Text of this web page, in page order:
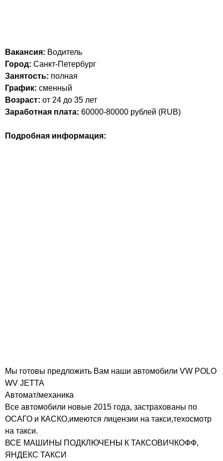
Вакансия: Водитель
Город: Санкт-Петербург
Занятость: полная
График: сменный
Возраст: от 24 до 35 лет
Заработная плата: 60000-80000 рублей (RUB)
Подробная информация:
Мы готовы предложить Вам наши автомобили VW POLO
WV JETTA
Автомат/механика
Все автомобили новые 2015 года, застрахованы по
ОСАГО и КАСКО,имеются лицензии на такси,техосмотр
на такси.
ВСЕ МАШИНЫ ПОДКЛЮЧЕНЫ К ТАКСОВИЧКОФФ,
ЯНДЕКС ТАКСИ